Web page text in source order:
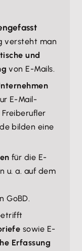
versteht man
und
von E-Mails.
E-Mail-
bilden eine
für die E-
u. a. auf dem
GoBD.
sowie E-
Erfassung